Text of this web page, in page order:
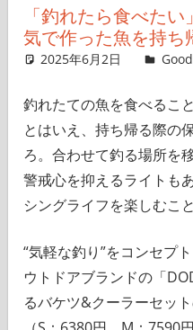
「釣れたら食べた
気で作った魚を持ち
2025年6月2日 ＆GP
釣れたての魚を食べるこ
とはいえ、持ち帰る際の
ろ。合わせて釣る場所を
警戒心を抑えるライトも
シングライフを楽しむこ
“気軽な釣り”をコンセプ
ウトドアブランドの「
るバケツ&クーラーセッ